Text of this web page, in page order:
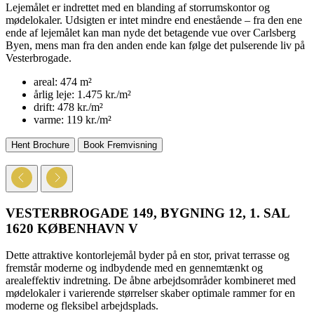
Lejemålet er indrettet med en blanding af storrumskontor og
mødelokaler. Udsigten er intet mindre end enestående – fra den ene
ende af lejemålet kan man nyde det betagende vue over Carlsberg
Byen, mens man fra den anden ende kan følge det pulserende liv på
Vesterbrogade.
areal: 474 m²
årlig leje: 1.475 kr./m²
drift: 478 kr./m²
varme: 119 kr./m²
Hent Brochure Book Fremvisning
VESTERBROGADE 149, BYGNING 12, 1. SAL
1620 KØBENHAVN V
Dette attraktive kontorlejemål byder på en stor, privat terrasse og
fremstår moderne og indbydende med en gennemtænkt og
arealeffektiv indretning. De åbne arbejdsområder kombineret med
mødelokaler i varierende størrelser skaber optimale rammer for en
moderne og fleksibel arbejdsplads.